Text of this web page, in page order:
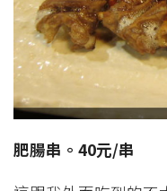
肥腸串。40元/串